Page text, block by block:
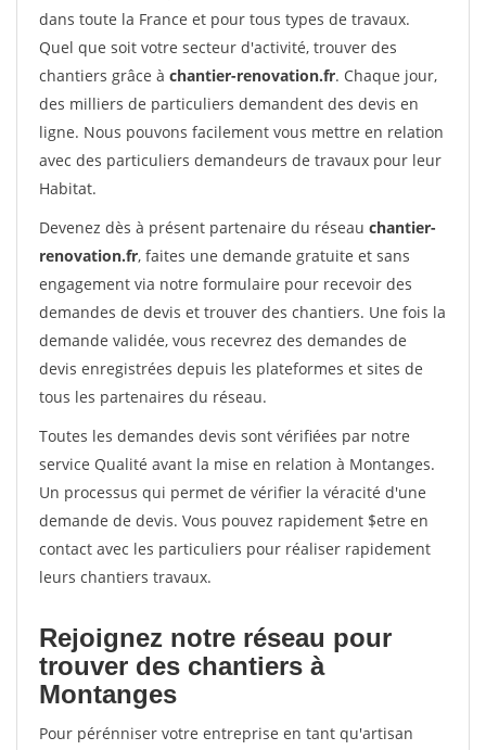
dans toute la France et pour tous types de travaux.
Quel que soit votre secteur d'activité, trouver des
chantiers grâce à chantier-renovation.fr. Chaque jour,
des milliers de particuliers demandent des devis en
ligne. Nous pouvons facilement vous mettre en relation
avec des particuliers demandeurs de travaux pour leur
Habitat.
Devenez dès à présent partenaire du réseau chantier-
renovation.fr, faites une demande gratuite et sans
engagement via notre formulaire pour recevoir des
demandes de devis et trouver des chantiers. Une fois la
demande validée, vous recevrez des demandes de
devis enregistrées depuis les plateformes et sites de
tous les partenaires du réseau.
Toutes les demandes devis sont vérifiées par notre
service Qualité avant la mise en relation à Montanges.
Un processus qui permet de vérifier la véracité d'une
demande de devis. Vous pouvez rapidement $etre en
contact avec les particuliers pour réaliser rapidement
leurs chantiers travaux.
Rejoignez notre réseau pour
trouver des chantiers à
Montanges
Pour pérénniser votre entreprise en tant qu'artisan